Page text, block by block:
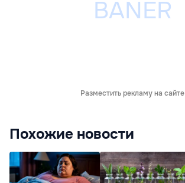
Разместить рекламу на сайте
Похожие новости